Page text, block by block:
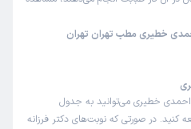
خطیری مطب تهران تهران
احمدی خطیری می‌توانید به جدول
در صورتی که نوبت‌های دکتر فرزانه